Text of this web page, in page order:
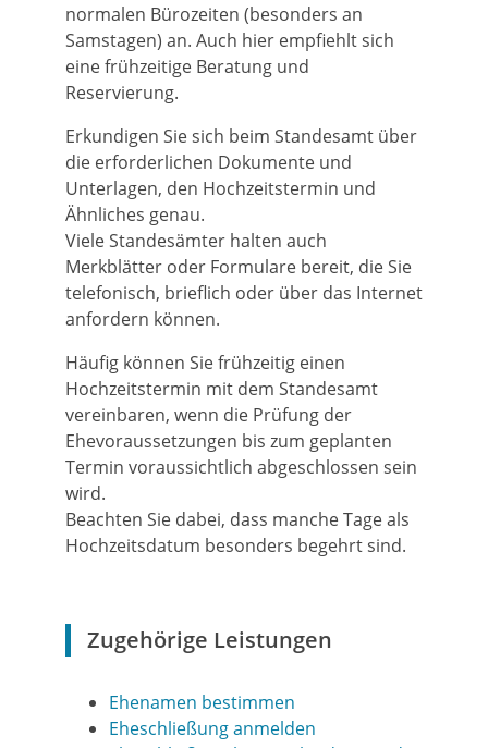
normalen Bürozeiten (besonders an
Samstagen) an. Auch hier empfiehlt sich
eine frühzeitige Beratung und
Reservierung.
Erkundigen Sie sich beim Standesamt über
die erforderlichen Dokumente und
Unterlagen, den Hochzeitstermin und
Ähnliches genau.
Viele Standesämter halten auch
Merkblätter oder Formulare bereit, die Sie
telefonisch, brieflich oder über das Internet
anfordern können.
Häufig können Sie frühzeitig einen
Hochzeitstermin mit dem Standesamt
vereinbaren, wenn die Prüfung der
Ehevoraussetzungen bis zum geplanten
Termin voraussichtlich abgeschlossen sein
wird.
Beachten Sie dabei, dass manche Tage als
Hochzeitsdatum besonders begehrt sind.
Zugehörige Leistungen
Ehenamen bestimmen
Eheschließung anmelden